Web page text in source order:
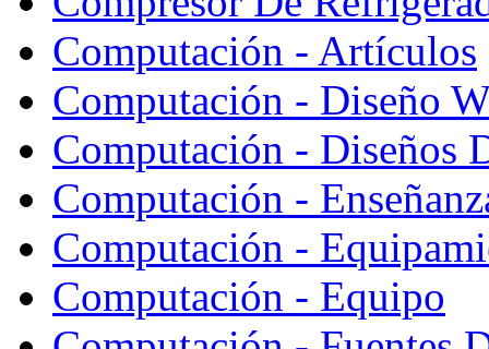
Computación - Artículos
Computación - Diseño
Computación - Diseños
Computación -
Computación -
Computación - Equipo